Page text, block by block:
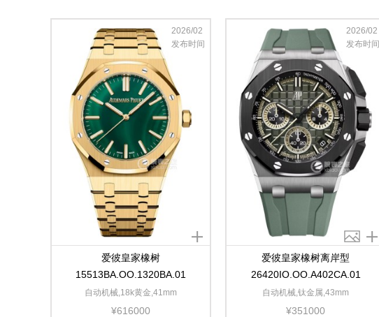
2026/02
发布时间
爱彼皇家橡树
15513BA.OO.1320BA.01
自动机械,18k黄金,41mm
¥616000
2026/02
发布时间
爱彼皇家橡树离岸型
26420IO.OO.A402CA.01
自动机械,钛金属,43mm
¥351000